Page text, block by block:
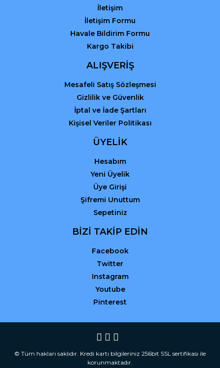
Gönder
İletişim
İletişim Formu
Havale Bildirim Formu
Kargo Takibi
ALIŞVERİŞ
Mesafeli Satış Sözleşmesi
Gizlilik ve Güvenlik
İptal ve İade Şartları
Kişisel Veriler Politikası
ÜYELİK
Hesabım
Yeni Üyelik
Üye Girişi
Şifremi Unuttum
Sepetiniz
BİZİ TAKİP EDİN
Facebook
Twitter
Instagram
Youtube
Pinterest
© Tüm hakları saklıdır. Kredi kartı bilgileriniz 256bit SSL sertifikası ile
korunmaktadır.